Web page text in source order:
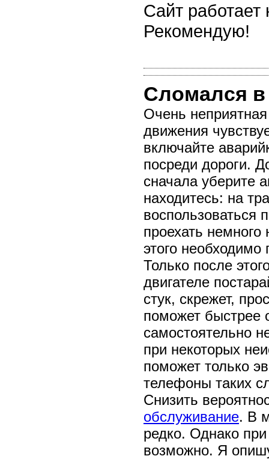
Сайт
Рекомендую!
Сломался в
Очень
движения
включайте
посреди дороги.
сначала уберите
находитесь: на
воспользоваться
проехать немного
этого необходимо
Только после
двигателе
стук, скрежет,
поможет быстрее
самостоятельно
при некоторых
поможет только
телефоны таких
Снизить
обслуживание. В
редко. Однако
возможно. Я